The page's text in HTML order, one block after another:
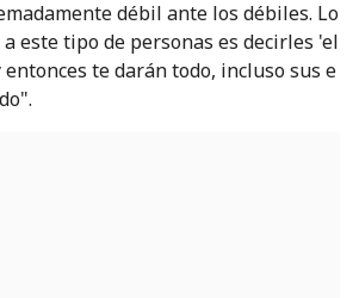
débil ante los débiles. Lo
este tipo de personas es decirles 'el
te darán todo, incluso sus e